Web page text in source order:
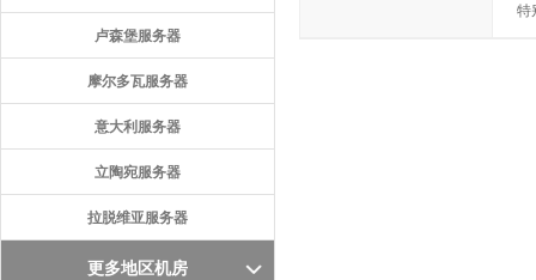
卢森堡服务器
摩尔多瓦服务器
意大利服务器
立陶宛服务器
拉脱维亚服务器
更多地区机房
特